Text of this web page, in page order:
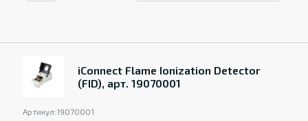
iConnect Flame Ionization Detector
(FID), арт. 19070001
Артикул:19070001